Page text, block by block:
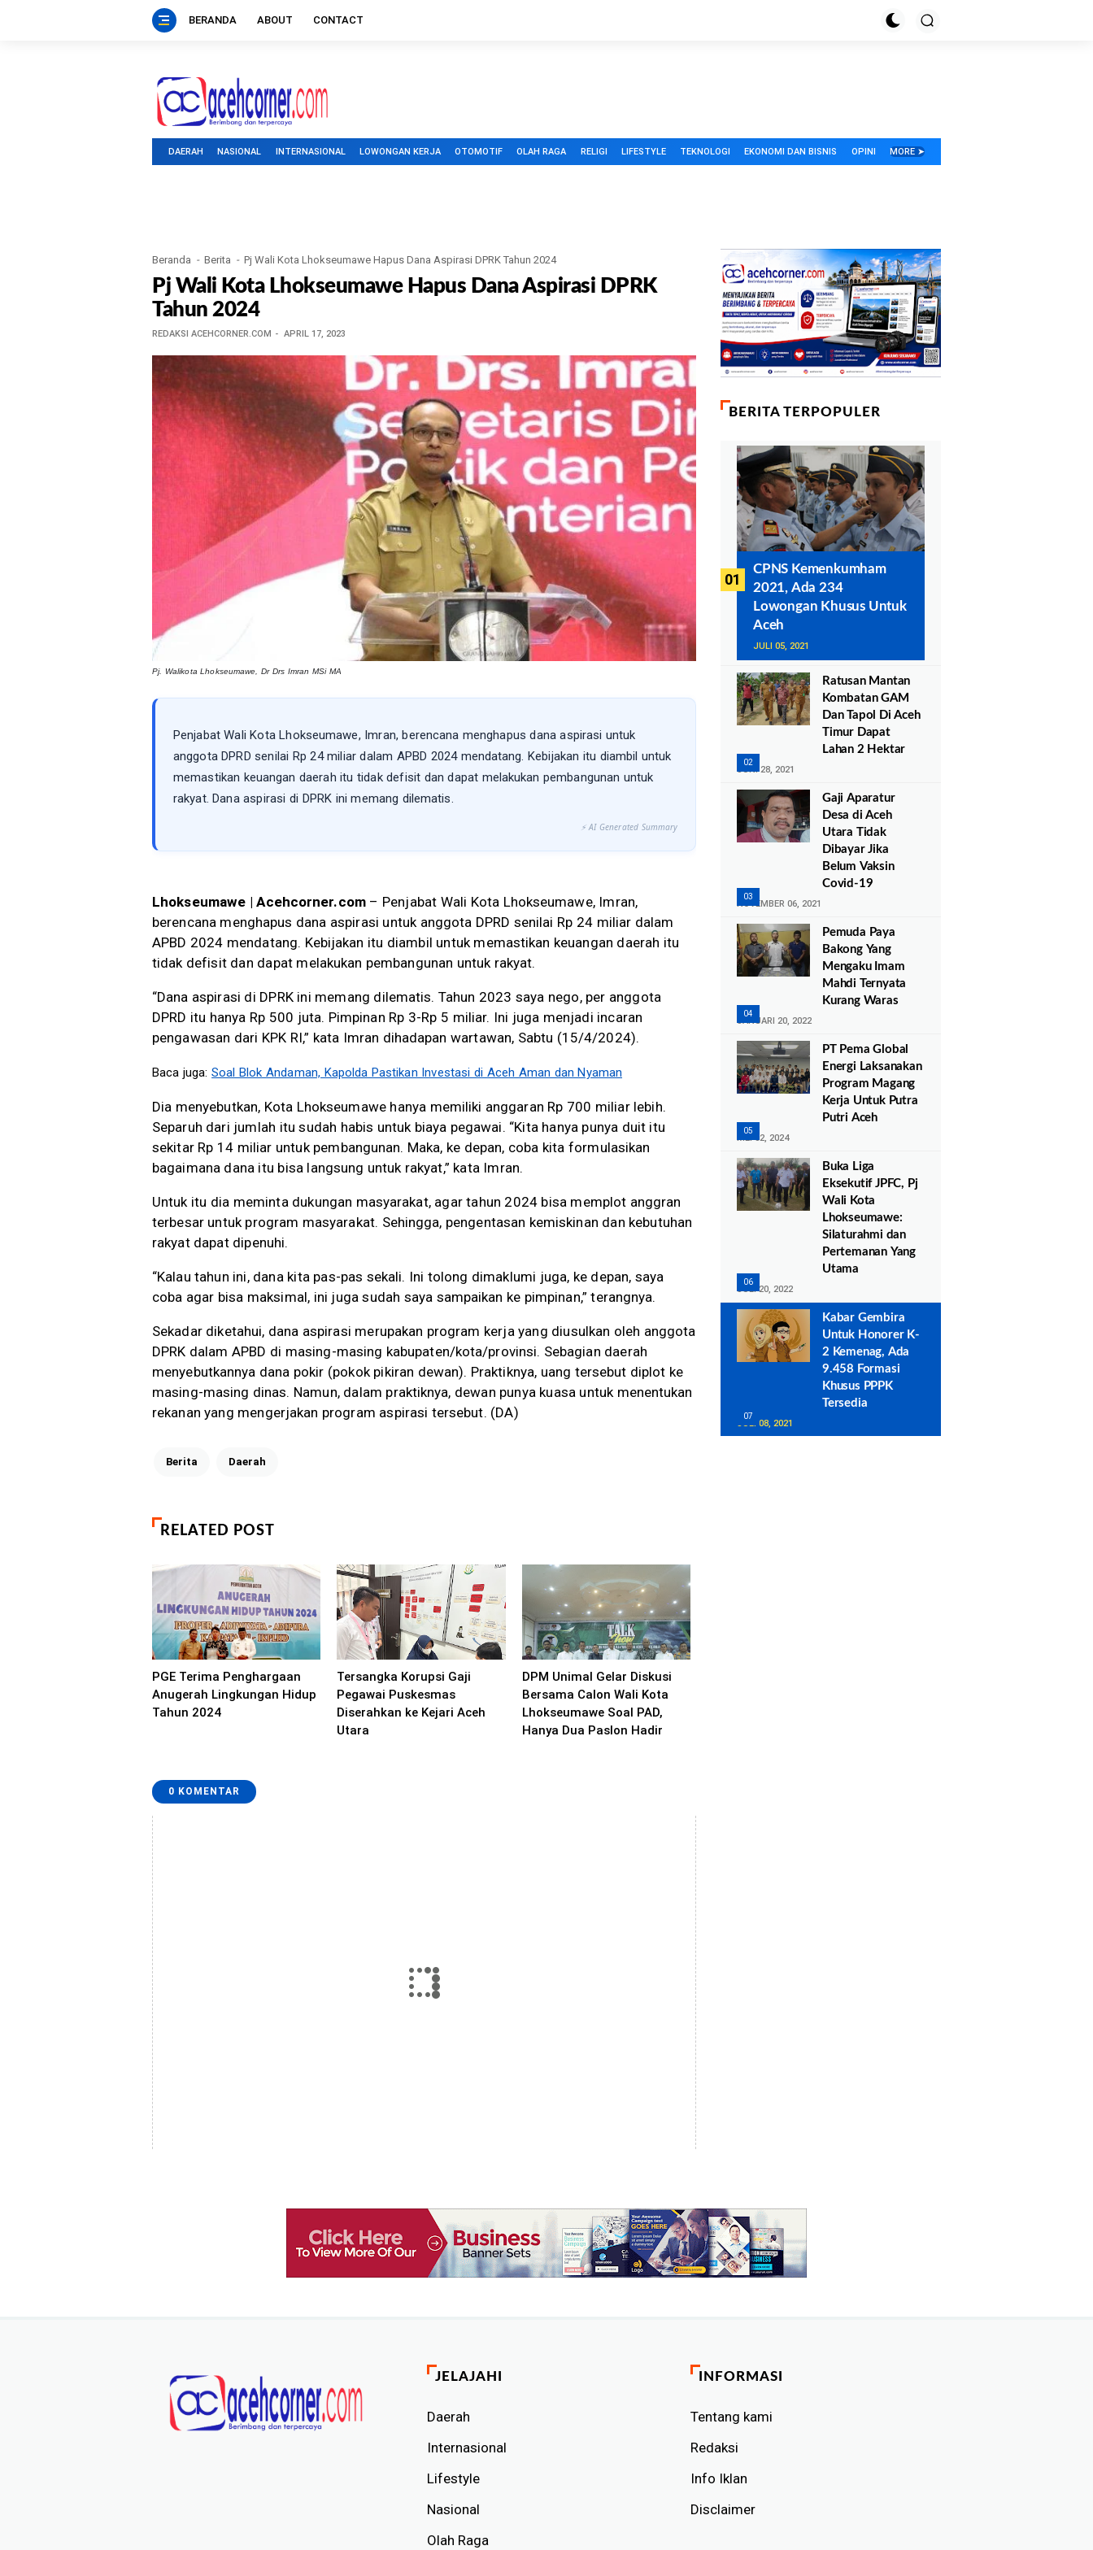
BERANDA ABOUT CONTACT
DAERAH NASIONAL INTERNASIONAL LOWONGAN KERJA OTOMOTIF OLAH RAGA RELIGI LIFESTYLE TEKNOLOGI EKONOMI DAN BISNIS OPINI MORE ➤
Beranda Berita Pj Wali Kota Lhokseumawe Hapus Dana Aspirasi DPRK Tahun 2024
Pj Wali Kota Lhokseumawe Hapus Dana Aspirasi DPRK
Tahun 2024
REDAKSI ACEHCORNER.COM APRIL 17, 2023
Pj. Walikota Lhokseumawe, Dr Drs Imran MSi MA
Penjabat Wali Kota Lhokseumawe, Imran, berencana menghapus dana aspirasi untuk
anggota DPRD senilai Rp 24 miliar dalam APBD 2024 mendatang. Kebijakan itu diambil untuk
memastikan keuangan daerah itu tidak defisit dan dapat melakukan pembangunan untuk
rakyat. Dana aspirasi di DPRK ini memang dilematis.
⚡ AI Generated Summary
Lhokseumawe | Acehcorner.com– Penjabat Wali Kota Lhokseumawe, Imran,
berencana menghapus dana aspirasi untuk anggota DPRD senilai Rp 24 miliar dalam
APBD 2024 mendatang. Kebijakan itu diambil untuk memastikan keuangan daerah itu
tidak defisit dan dapat melakukan pembangunan untuk rakyat.
“Dana aspirasi di DPRK ini memang dilematis. Tahun 2023 saya nego, per anggota
DPRD itu hanya Rp 500 juta. Pimpinan Rp 3-Rp 5 miliar. Ini juga menjadi incaran
pengawasan dari KPK RI,” kata Imran dihadapan wartawan, Sabtu (15/4/2024).
Baca juga: Soal Blok Andaman, Kapolda Pastikan Investasi di Aceh Aman dan Nyaman
Dia menyebutkan, Kota Lhokseumawe hanya memiliki anggaran Rp 700 miliar lebih.
Separuh dari jumlah itu sudah habis untuk biaya pegawai. “Kita hanya punya duit itu
sekitar Rp 14 miliar untuk pembangunan. Maka, ke depan, coba kita formulasikan
bagaimana dana itu bisa langsung untuk rakyat,” kata Imran.
Untuk itu dia meminta dukungan masyarakat, agar tahun 2024 bisa memplot anggran
terbesar untuk program masyarakat. Sehingga, pengentasan kemiskinan dan kebutuhan
rakyat dapat dipenuhi.
“Kalau tahun ini, dana kita pas-pas sekali. Ini tolong dimaklumi juga, ke depan, saya
coba agar bisa maksimal, ini juga sudah saya sampaikan ke pimpinan,” terangnya.
Sekadar diketahui, dana aspirasi merupakan program kerja yang diusulkan oleh anggota
DPRK dalam APBD di masing-masing kabupaten/kota/provinsi. Sebagian daerah
menyebutkannya dana pokir (pokok pikiran dewan). Praktiknya, uang tersebut diplot ke
masing-masing dinas. Namun, dalam praktiknya, dewan punya kuasa untuk menentukan
rekanan yang mengerjakan program aspirasi tersebut. (DA)
Berita Daerah
RELATED POST
PGE Terima Penghargaan
Anugerah Lingkungan Hidup
Tahun 2024
Tersangka Korupsi Gaji
Pegawai Puskesmas
Diserahkan ke Kejari Aceh
Utara
DPM Unimal Gelar Diskusi
Bersama Calon Wali Kota
Lhokseumawe Soal PAD,
Hanya Dua Paslon Hadir
0 KOMENTAR
BERITA TERPOPULER
CPNS Kemenkumham
2021, Ada 234
Lowongan Khusus Untuk
Aceh
JULI 05, 2021
Ratusan Mantan
Kombatan GAM
Dan Tapol Di Aceh
Timur Dapat
Lahan 2 Hektar
JUNI 28, 2021
Gaji Aparatur
Desa di Aceh
Utara Tidak
Dibayar Jika
Belum Vaksin
Covid-19
NOVEMBER 06, 2021
Pemuda Paya
Bakong Yang
Mengaku Imam
Mahdi Ternyata
Kurang Waras
JANUARI 20, 2022
PT Pema Global
Energi Laksanakan
Program Magang
Kerja Untuk Putra
Putri Aceh
MEI 02, 2024
Buka Liga
Eksekutif JPFC, Pj
Wali Kota
Lhokseumawe:
Silaturahmi dan
Pertemanan Yang
Utama
JULI 20, 2022
Kabar Gembira
Untuk Honorer K-
2 Kemenag, Ada
9.458 Formasi
Khusus PPPK
Tersedia
JULI 08, 2021
JELAJAHI
Daerah
Internasional
Lifestyle
Nasional
Olah Raga
INFORMASI
Tentang kami
Redaksi
Info Iklan
Disclaimer